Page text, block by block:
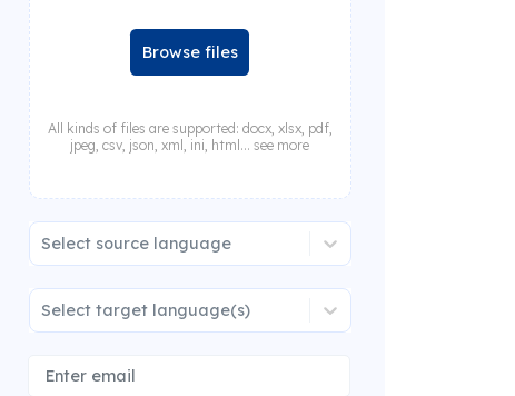
Browse files
All kinds of files are supported: docx, xlsx, pdf,
jpeg, csv, json, xml, ini, html... see more
Select source language
Select target language(s)